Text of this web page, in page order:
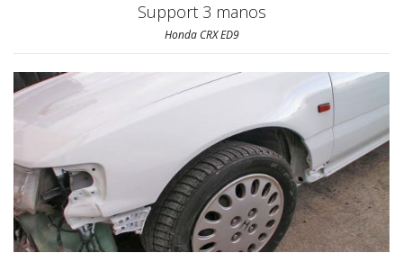
Support 3 manos
Honda CRX ED9